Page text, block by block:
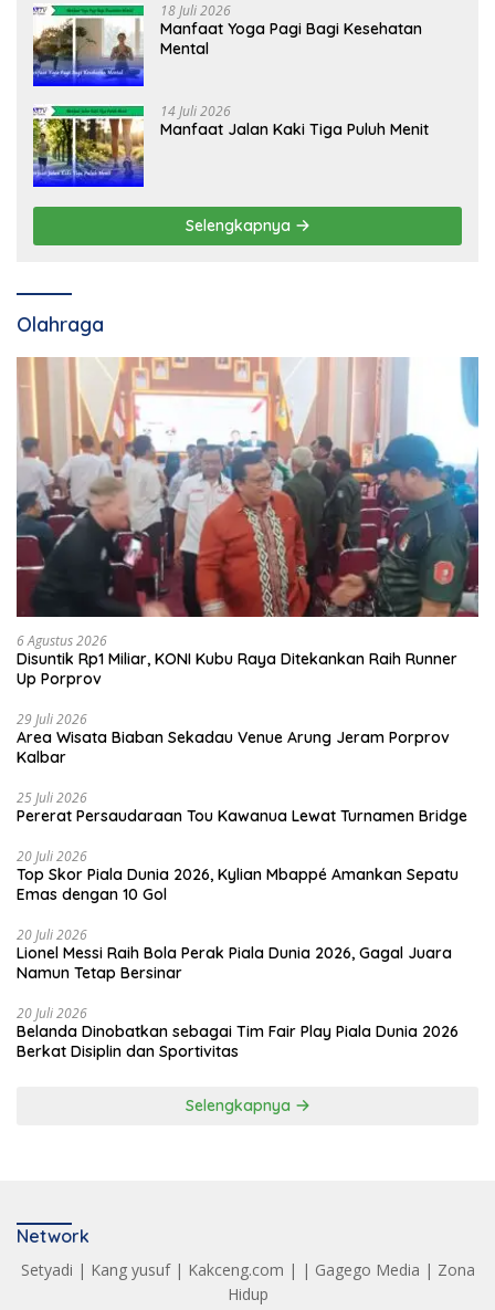
18 Juli 2026
Manfaat Yoga Pagi Bagi Kesehatan
Mental
14 Juli 2026
Manfaat Jalan Kaki Tiga Puluh Menit
Selengkapnya
Olahraga
6 Agustus 2026
Disuntik Rp1 Miliar, KONI Kubu Raya Ditekankan Raih Runner
Up Porprov
29 Juli 2026
Area Wisata Biaban Sekadau Venue Arung Jeram Porprov
Kalbar
25 Juli 2026
Pererat Persaudaraan Tou Kawanua Lewat Turnamen Bridge
20 Juli 2026
Top Skor Piala Dunia 2026, Kylian Mbappé Amankan Sepatu
Emas dengan 10 Gol
20 Juli 2026
Lionel Messi Raih Bola Perak Piala Dunia 2026, Gagal Juara
Namun Tetap Bersinar
20 Juli 2026
Belanda Dinobatkan sebagai Tim Fair Play Piala Dunia 2026
Berkat Disiplin dan Sportivitas
Selengkapnya
Network
Setyadi | Kang yusuf| Kakceng.com | | Gagego Media | Zona
Hidup